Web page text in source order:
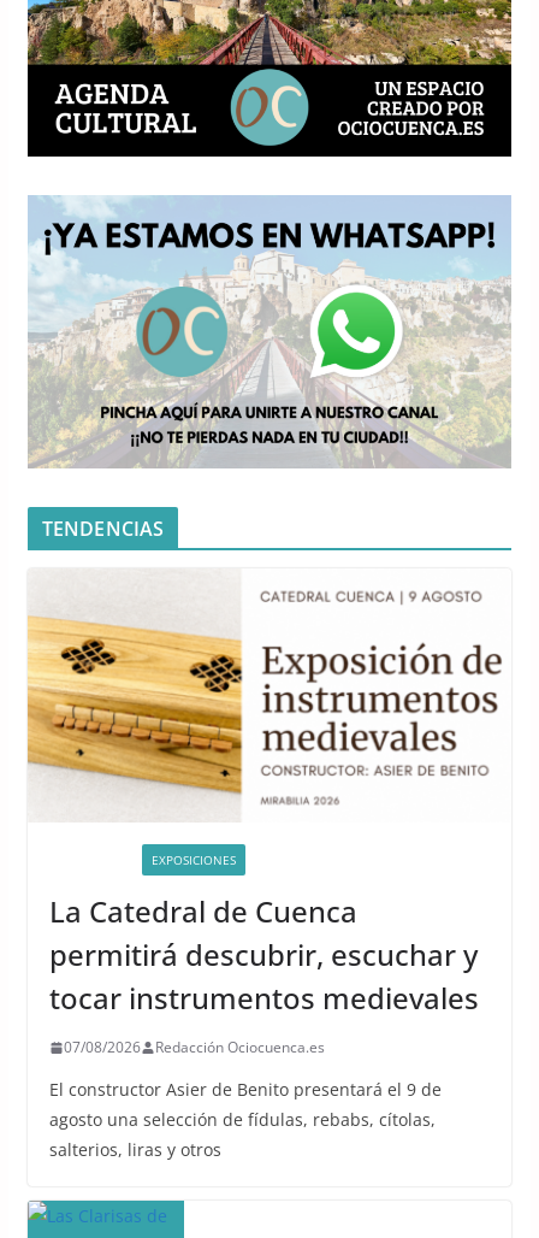
TENDENCIAS
EXPOSICIONES
La Catedral de Cuenca
permitirá descubrir, escuchar y
tocar instrumentos medievales
07/08/2026 Redacción Ociocuenca.es
El constructor Asier de Benito presentará el 9 de
agosto una selección de fídulas, rebabs, cítolas,
salterios, liras y otros